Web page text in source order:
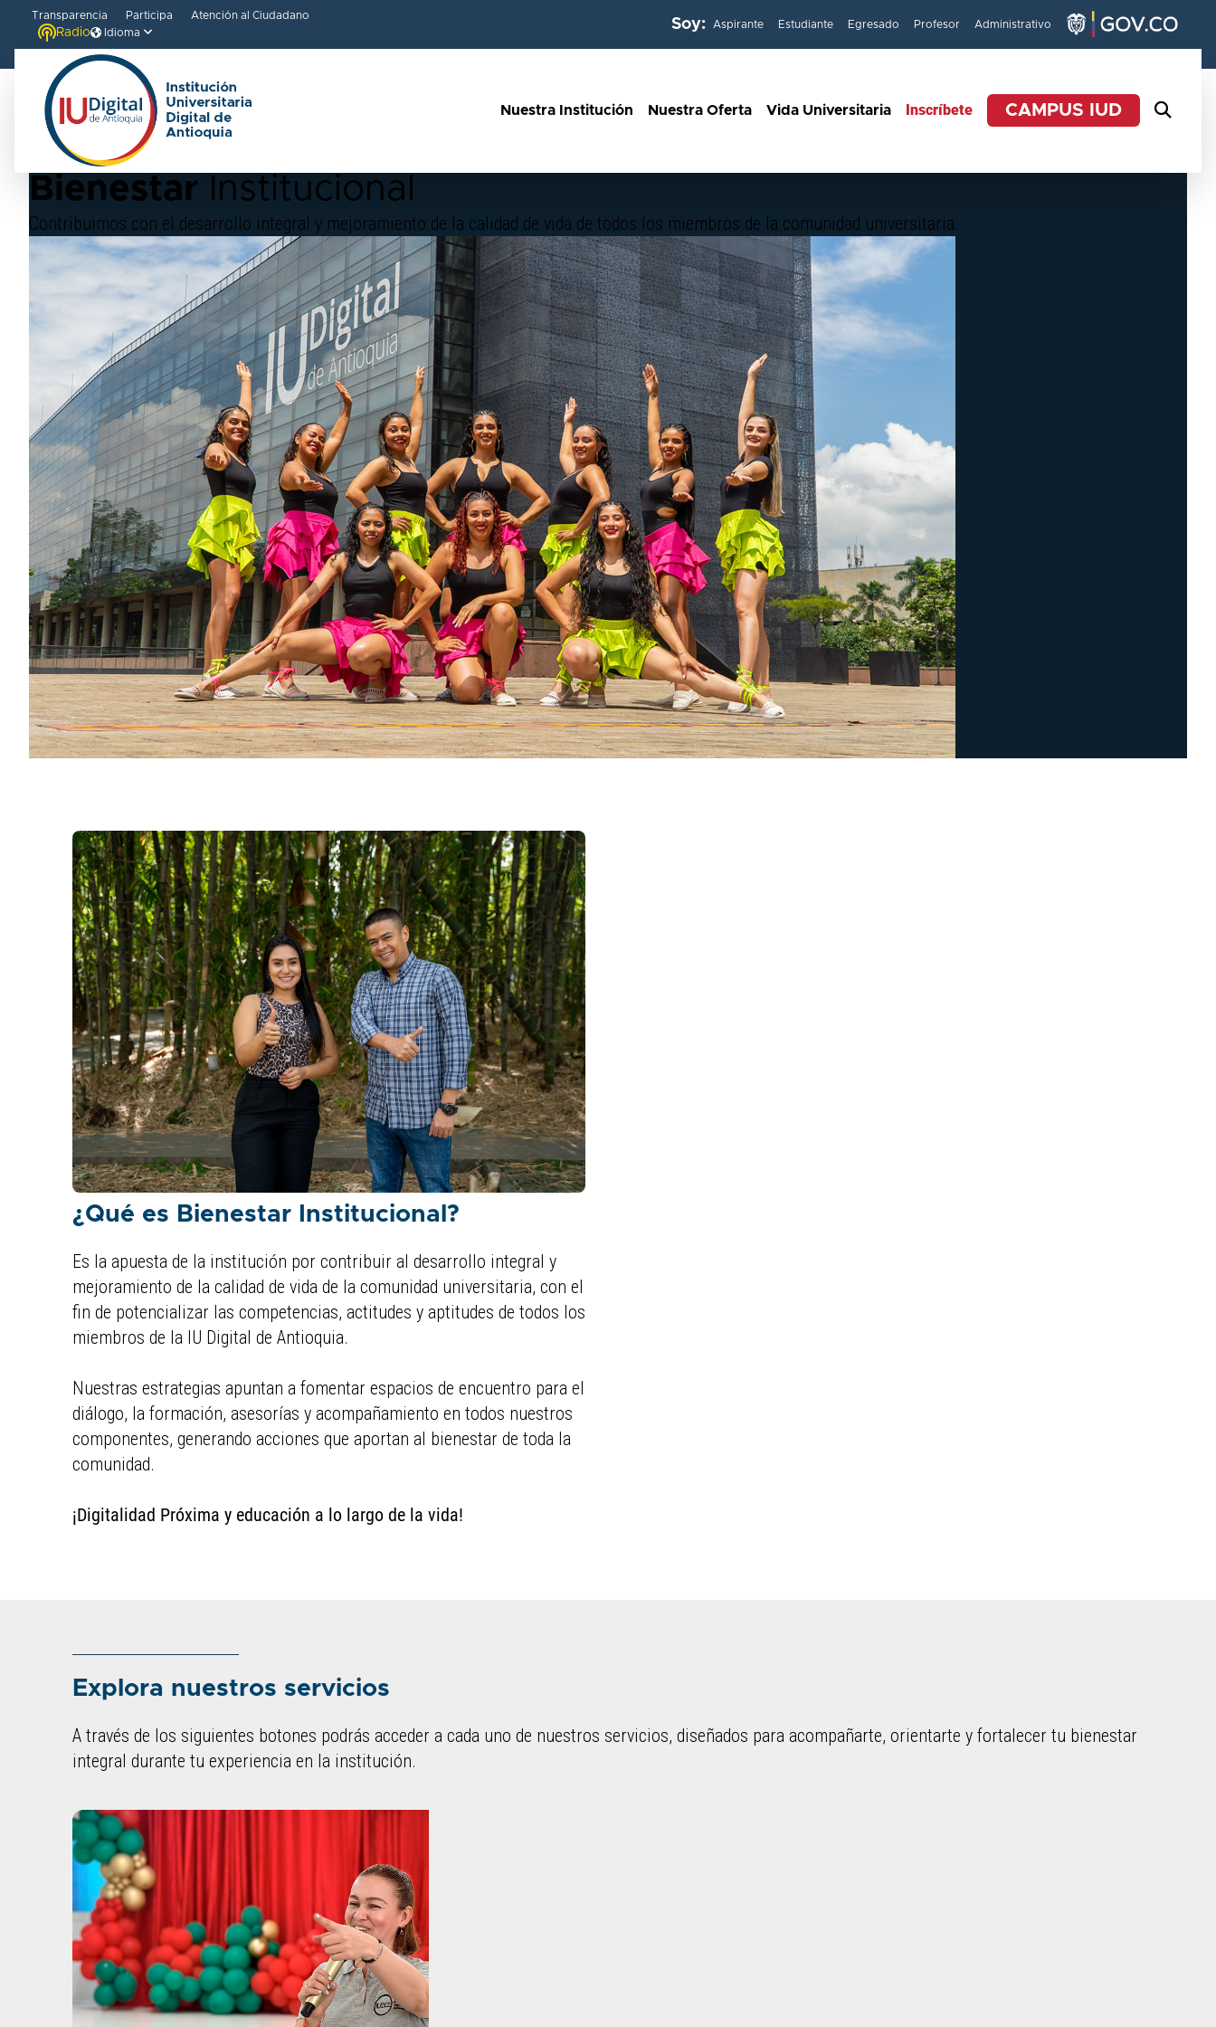
Transparencia Participa Atención al Ciudadano
Radio Idioma Soy: Aspirante Estudiante Egresado Profesor Administrativo
Nuestra Institución Nuestra Oferta Vida Universitaria Inscríbete CAMPUS IUD
/Bienestar Institucional
Bienestar Institucional
Contribuimos con el desarrollo integral y mejoramiento de la calidad de vida de todos los miembros de la comunidad universitaria.
¿Qué es Bienestar Institucional?
Es la apuesta de la institución por contribuir al desarrollo integral y
mejoramiento de la calidad de vida de la comunidad universitaria, con el
fin de potencializar las competencias, actitudes y aptitudes de todos los
miembros de la IU Digital de Antioquia.
Nuestras estrategias apuntan a fomentar espacios de encuentro para el
diálogo, la formación, asesorías y acompañamiento en todos nuestros
componentes, generando acciones que aportan al bienestar de toda la
comunidad.
¡Digitalidad Próxima y educación a lo largo de la vida!
Explora nuestros servicios
A través de los siguientes botones podrás acceder a cada uno de nuestros servicios, diseñados para acompañarte, orientarte y fortalecer tu bienestar
integral durante tu experiencia en la institución.